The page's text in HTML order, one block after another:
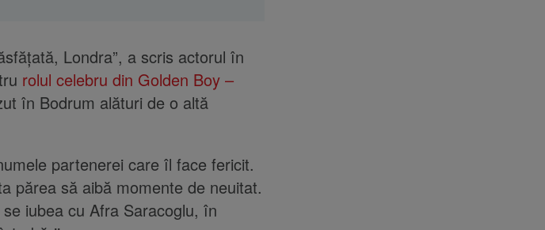
Londra”, a scris actorul în
rolul celebru din Golden Boy –
în Bodrum alături de o altă
partenerei care îl face fericit.
părea să aibă momente de neuitat.
iubea cu Afra Saracoglu, în